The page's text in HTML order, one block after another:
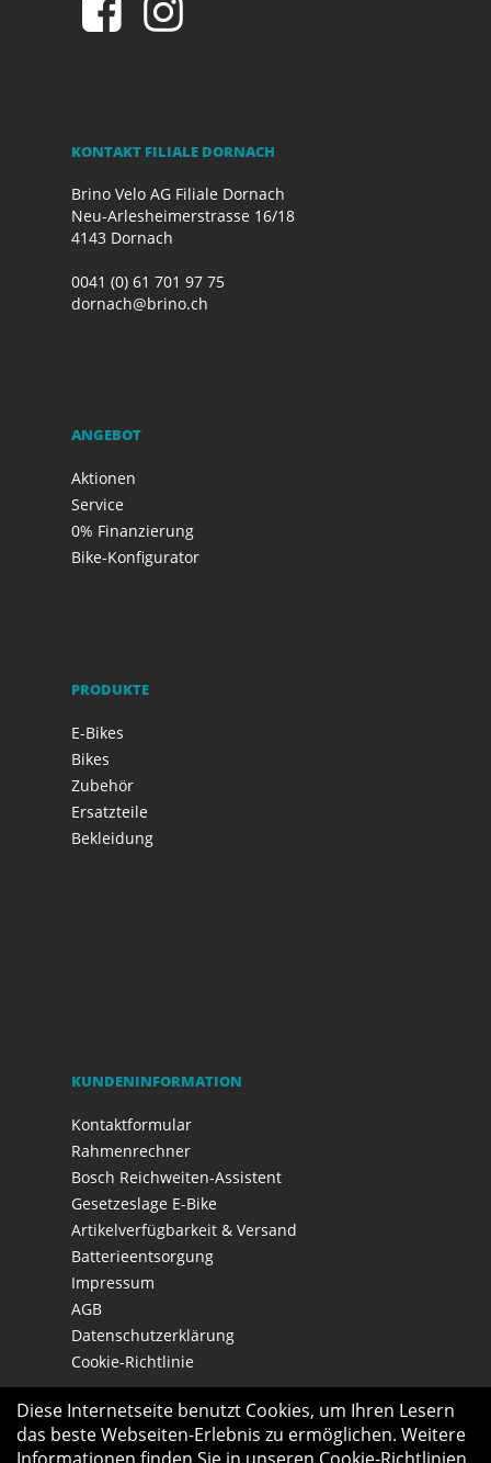
KONTAKT FILIALE DORNACH
Brino Velo AG Filiale Dornach
Neu-Arlesheimerstrasse 16/18
4143 Dornach
0041 (0) 61 701 97 75
dornach@brino.ch
ANGEBOT
Aktionen
Service
0% Finanzierung
Bike-Konfigurator
PRODUKTE
E-Bikes
Bikes
Zubehör
Ersatzteile
Bekleidung
KUNDENINFORMATION
Kontaktformular
Rahmenrechner
Bosch Reichweiten-Assistent
Gesetzeslage E-Bike
Artikelverfügbarkeit & Versand
Batterieentsorgung
Impressum
AGB
Datenschutzerklärung
Cookie-Richtlinie
Diese Internetseite benutzt Cookies, um Ihren Lesern
das beste Webseiten-Erlebnis zu ermöglichen. Weitere